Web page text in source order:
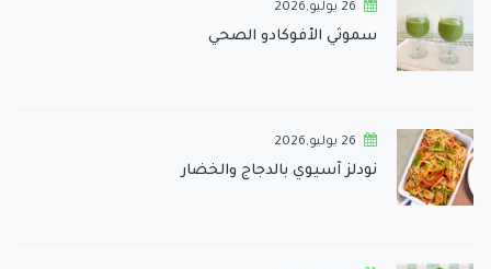
26 يوليو,2026
سموثي الأفوكادو الصحي
26 يوليو,2026
نودلز آسيوي بالدجاج والخضار